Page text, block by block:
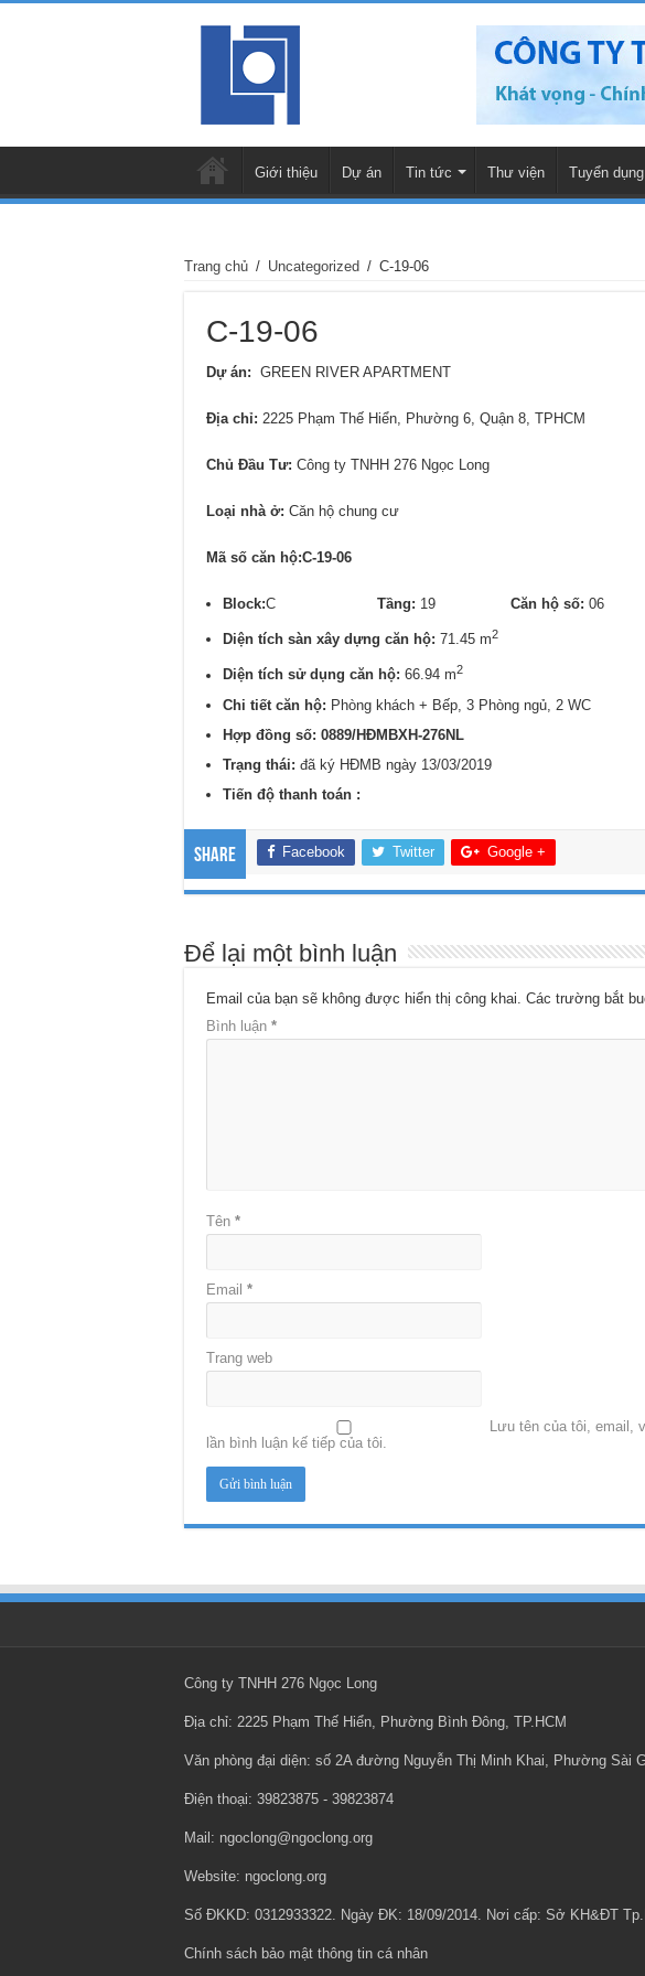
Giới thiệu Dự án Tin tức Thư viện Tuyển dụng
Trang chủ / Uncategorized / C-19-06
C-19-06
Dự án: GREEN RIVER APARTMENT
Địa chỉ: 2225 Phạm Thế Hiển, Phường 6, Quận 8, TPHCM
Chủ Đầu Tư: Công ty TNHH 276 Ngọc Long
Loại nhà ở: Căn hộ chung cư
Mã số căn hộ:C-19-06
Block:C Tầng: 19 Căn hộ số: 06
Diện tích sàn xây dựng căn hộ: 71.45 m2
Diện tích sử dụng căn hộ: 66.94 m2
Chi tiết căn hộ: Phòng khách + Bếp, 3 Phòng ngủ, 2 WC
Hợp đồng số: 0889/HĐMBXH-276NL
Trạng thái: đã ký HĐMB ngày 13/03/2019
Tiến độ thanh toán :
Share Facebook Twitter Google +
Để lại một bình luận
Email của bạn sẽ không được hiển thị công khai. Các trường bắt
Bình luận *
Tên *
Email *
Trang web
Lưu tên của tôi, email,
lần bình luận kế tiếp của tôi.
Công ty TNHH 276 Ngọc Long
Địa chỉ: 2225 Phạm Thế Hiển, Phường Bình Đông, TP.HCM
Văn phòng đại diện: số 2A đường Nguyễn Thị Minh Khai, Phường Sài
Điện thoại: ‎39823875 - ‎39823874
Mail: ngoclong@ngoclong.org
Website: ngoclong.org
Số ĐKKD: 0312933322. Ngày ĐK: 18/09/2014. Nơi cấp: Sở KH&ĐT
Chính sách bảo mật thông tin cá nhân